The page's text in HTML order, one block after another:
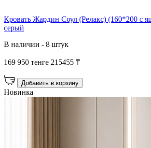
Кровать Жардин Соул (Релакс) (160*200 с
серый
В наличии - 8 штук
169 950 тенге 215455 ₸
Добавить в корзину
Новинка